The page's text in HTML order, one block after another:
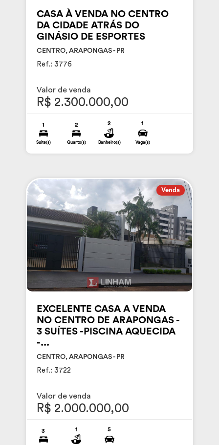
CASA À VENDA NO CENTRO
DA CIDADE ATRÁS DO
GINÁSIO DE ESPORTES
CENTRO, ARAPONGAS - PR
Ref.: 3776
Valor de venda
R$ 2.300.000,00
1
Suite(s)
2
Quarto(s)
2
Banheiro(s)
1
Vaga(s)
Venda
EXCELENTE CASA A VENDA
NO CENTRO DE ARAPONGAS -
3 SUÍTES -PISCINA AQUECIDA
-...
CENTRO, ARAPONGAS - PR
Ref.: 3722
Valor de venda
R$ 2.000.000,00
3 1 5